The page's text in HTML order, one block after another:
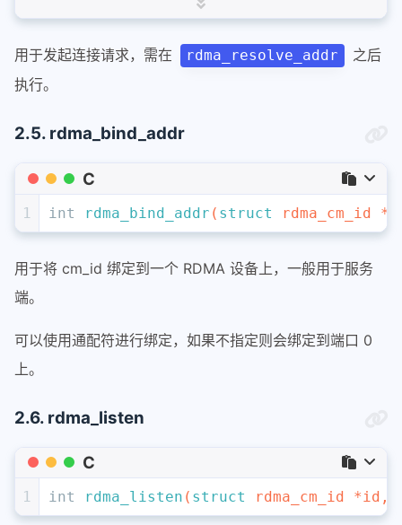
uint32_t qp_num;
用于发起连接请求，需在 rdma_resolve_addr
之后
执行。
2.5. rdma_bind_addr
C
1 int rdma_bind_addr ( struct rdma_cm_id
用于将 cm_id 绑定到一个 RDMA 设备上，一般用于服务
端。
可以使用通配符进行绑定，如果不指定则会绑定到端口 0
上。
2.6. rdma_listen
C
1 int rdma_listen ( struct rdma_cm_id *id,